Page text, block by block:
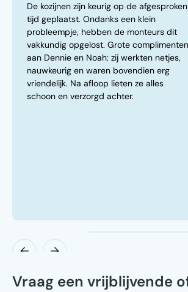
De kozijnen zijn keurig op de afgesproken
tijd geplaatst. Ondanks een klein
probleempje, hebben de monteurs dit
vakkundig opgelost. Grote complimenten
aan Dennie en Noah: zij werkten netjes,
nauwkeurig en waren bovendien erg
vriendelijk. Na afloop lieten ze alles
schoon en verzorgd achter.
Vraag een vrijblijvende